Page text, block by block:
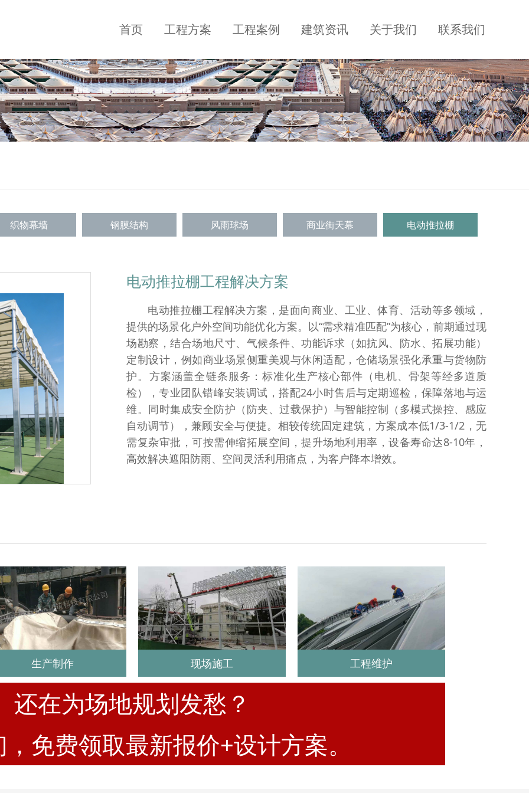
首页 工程方案 工程案例 建筑资讯 关于我们 联系我们
织物幕墙 钢膜结构 风雨球场 商业街天幕 电动推拉棚
电动推拉棚工程解决方案
电动推拉棚工程解决方案，是面向商业、工业、体育、活动等多领域，
提供的场景化户外空间功能优化方案。以“需求精准匹配”为核心，前期通过现
场勘察，结合场地尺寸、气候条件、功能诉求（如抗风、防水、拓展功能）
定制设计，例如商业场景侧重美观与休闲适配，仓储场景强化承重与货物防
护。​方案涵盖全链条服务：标准化生产核心部件（电机、骨架等经多道质
检），专业团队错峰安装调试，搭配24小时售后与定期巡检，保障落地与运
维。同时集成安全防护（防夹、过载保护）与智能控制（多模式操控、感应
自动调节），兼顾安全与便捷。​相较传统固定建筑，方案成本低1/3-1/2，无
需复杂审批，可按需伸缩拓展空间，提升场地利用率，设备寿命达8-10年，
高效解决遮阳防雨、空间灵活利用痛点，为客户降本增效。
生产制作 现场施工 工程维护
还在为场地规划发愁？
免费领取最新报价+设计方案。